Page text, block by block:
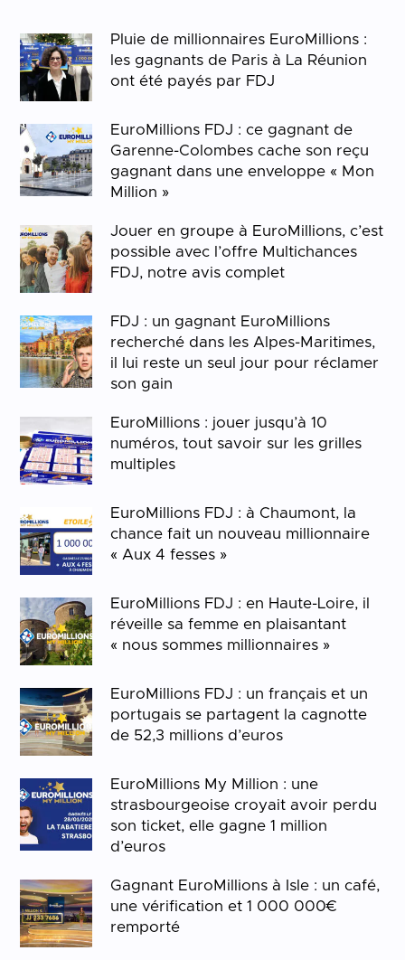
Pluie de millionnaires EuroMillions :
les gagnants de Paris à La Réunion
ont été payés par FDJ
EuroMillions FDJ : ce gagnant de
Garenne-Colombes cache son reçu
gagnant dans une enveloppe « Mon
Million »
Jouer en groupe à EuroMillions, c’est
possible avec l’offre Multichances
FDJ, notre avis complet
FDJ : un gagnant EuroMillions
recherché dans les Alpes-Maritimes,
il lui reste un seul jour pour réclamer
son gain
EuroMillions : jouer jusqu’à 10
numéros, tout savoir sur les grilles
multiples
EuroMillions FDJ : à Chaumont, la
chance fait un nouveau millionnaire
« Aux 4 fesses »
EuroMillions FDJ : en Haute-Loire, il
réveille sa femme en plaisantant
« nous sommes millionnaires »
EuroMillions FDJ : un français et un
portugais se partagent la cagnotte
de 52,3 millions d’euros
EuroMillions My Million : une
strasbourgeoise croyait avoir perdu
son ticket, elle gagne 1 million
d’euros
Gagnant EuroMillions à Isle : un café,
une vérification et 1 000 000€
remporté